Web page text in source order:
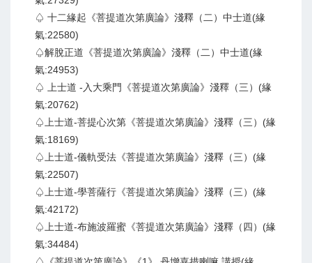
♤ 十二緣起《菩提道次第廣論》淺釋（二）中士道(緣
氣:22580)
♤解脫正道《菩提道次第廣論》淺釋（二）中士道(緣
氣:24953)
♤ 上士道 -入大乘門《菩提道次第廣論》淺釋（三）(緣
氣:20762)
♤上士道-菩提心次第《菩提道次第廣論》淺釋（三）(緣
氣:18169)
♤上士道-儀軌受法《菩提道次第廣論》淺釋（三）(緣
氣:22507)
♤上士道-學菩薩行《菩提道次第廣論》淺釋（三）(緣
氣:42172)
♤上士道-布施波羅蜜《菩提道次第廣論》淺釋（四）(緣
氣:34484)